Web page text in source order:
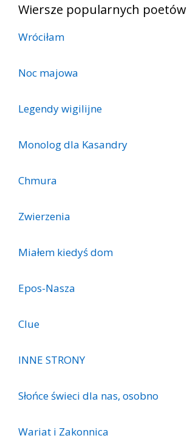
Wiersze popularnych poetów
Wróciłam
Noc majowa
Legendy wigilijne
Monolog dla Kasandry
Chmura
Zwierzenia
Miałem kiedyś dom
Epos-Nasza
Clue
INNE STRONY
Słońce świeci dla nas, osobno
Wariat i Zakonnica